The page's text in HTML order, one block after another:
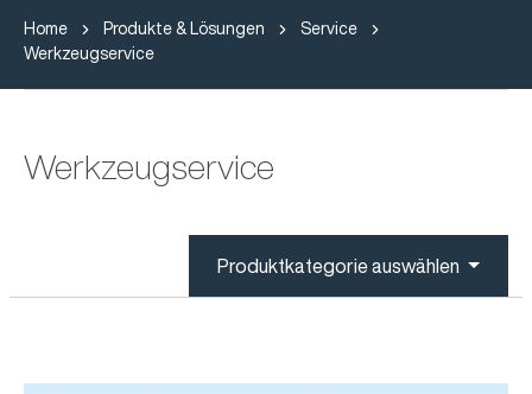
Home Produkte & Lösungen
Service
Werkzeugservice
Werkzeugservice
Produktkategorie auswählen